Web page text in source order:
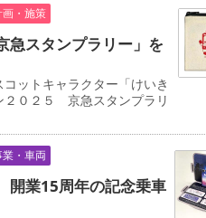
・施策
スタンプラリー」を
ットキャラクター「けいき
２０２５ 京急スタンプラリ
・車両
業15周年の記念乗車